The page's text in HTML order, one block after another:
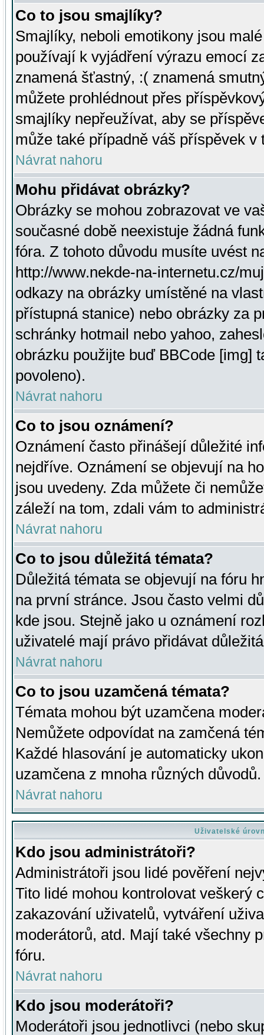
Co to jsou smajlíky?
Smajlíky, neboli emotikony jsou
používají k vyjádření výrazu emocí
znamená šťastný, :( znamená
můžete prohlédnout přes
smajlíky nepřeužívat, aby se
může také případně váš příspěvek v
Návrat nahoru
Mohu přidávat obrázky?
Obrázky se mohou zobrazovat ve
současné době neexistuje žádná
fóra. Z tohoto důvodu musíte uvést
http://www.nekde-na-internetu.cz/
odkazy na obrázky umístěné na
přístupná stanice) nebo obrázky za
schránky hotmail nebo yahoo,
obrázku použijte buď BBCode [img]
povoleno).
Návrat nahoru
Co to jsou oznámení?
Oznámení často přinášejí důležité
nejdříve. Oznámení se objevují na
jsou uvedeny. Zda můžete či
záleží na tom, zdali vám to
Návrat nahoru
Co to jsou důležitá témata?
Důležitá témata se objevují na fóru
na první stránce. Jsou často velmi
kde jsou. Stejně jako u oznámení
uživatelé mají právo přidávat
Návrat nahoru
Co to jsou uzamčená témata?
Témata mohou být uzamčena
Nemůžete odpovídat na zamčená
Každé hlasování je automaticky
uzamčena z mnoha různých důvodů.
Návrat nahoru
Uživatelské
Kdo jsou administrátoři?
Administrátoři jsou lidé pověření
Tito lidé mohou kontrolovat veškerý
zakazování uživatelů, vytváření
moderátorů, atd. Mají také všechny
fóru.
Návrat nahoru
Kdo jsou moderátoři?
Moderátoři jsou jednotlivci (nebo